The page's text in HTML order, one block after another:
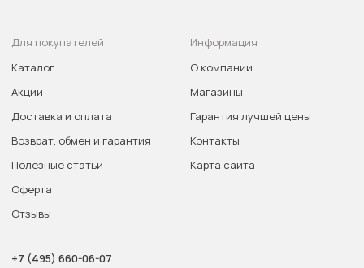
Для покупателей
Каталог
Акции
Доставка и оплата
Возврат, обмен и гарантия
Полезные статьи
Оферта
Отзывы
Информация
О компании
Магазины
Гарантия лучшей цены
Контакты
Карта сайта
+7 (495) 660-06-07